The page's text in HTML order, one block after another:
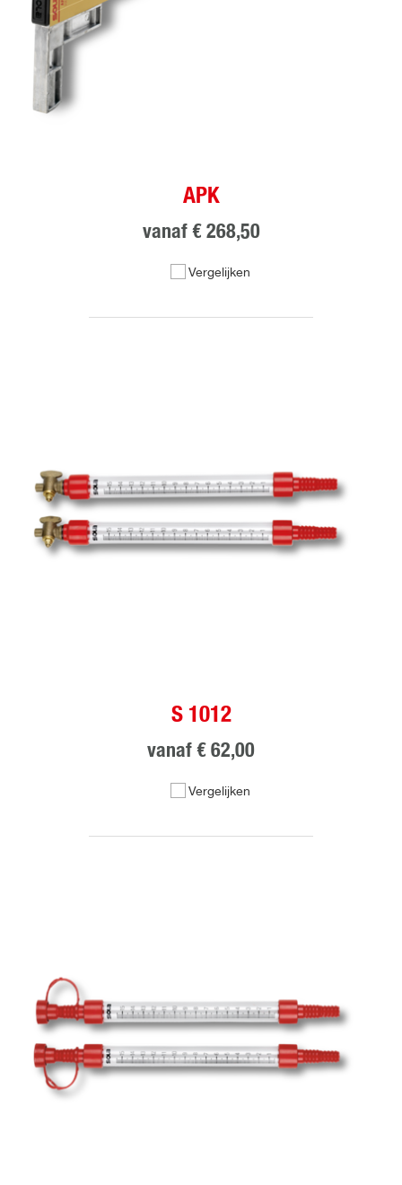
APK
vanaf € 268,50
Vergelijken
S 1012
vanaf € 62,00
Vergelijken